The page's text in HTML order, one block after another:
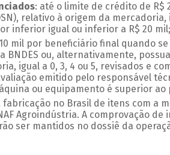
: até o limite de crédito de R$
relativo à origem da
inferior igual ou inferior a R$ 20 mil;
mil por beneficiário final quando
BNDES ou, alternativamente,
igual a 0, 3, 4 ou 5, revisados
emitido pelo responsável
ou equipamento é superior
fabricação no Brasil de itens com a
Agroindústria. A comprovação
ser mantidos no dossiê da